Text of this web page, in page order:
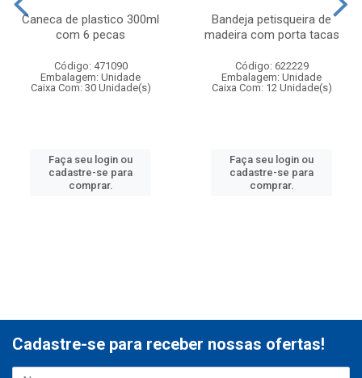
Caneca de plastico 300ml
com 6 pecas
Código: 471090
Embalagem: Unidade
Caixa Com: 30 Unidade(s)
Faça seu login ou
cadastre-se para
comprar.
Bandeja petisqueira de
madeira com porta tacas
Código: 622229
Embalagem: Unidade
Caixa Com: 12 Unidade(s)
Faça seu login ou
cadastre-se para
comprar.
Cadastre-se para receber nossas ofertas!